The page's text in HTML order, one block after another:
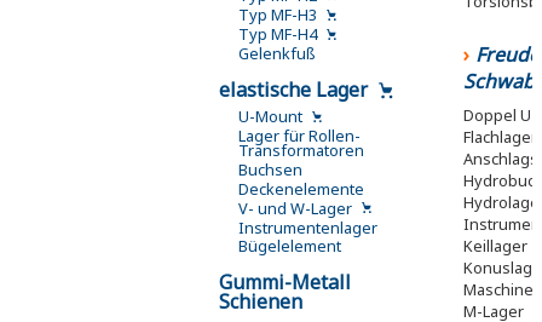
Typ MF-H3
Typ MF-H4
Gelenkfuß
elastische Lager
U-Mount
Lager für Rollen-
Transformatoren
Buchsen
Deckenelemente
V- und W-Lager
Instrumentenlager
Bügelelement
Gummi-Metall
Schienen
Schwab
Doppel
Flachlager
Keillager
M-Lager